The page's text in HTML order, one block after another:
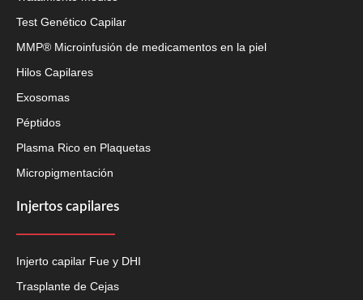
Test Genético Capilar
MMP® Microinfusión de medicamentos en la piel
Hilos Capilares
Exosomas
Péptidos
Plasma Rico en Plaquetas
Micropigmentación
Injertos capilares
Injerto capilar Fue y DHI
Trasplante de Cejas